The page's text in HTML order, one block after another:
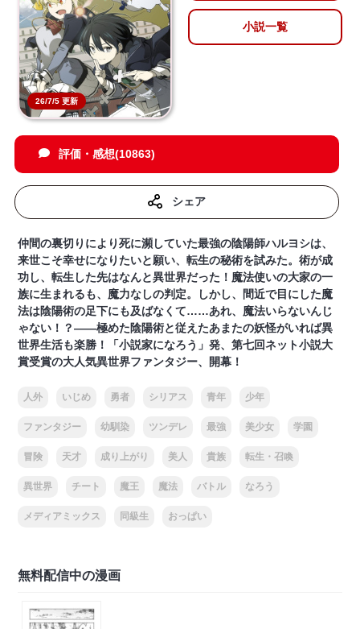
26/7/5 更新
小説一覧
評価・感想(10863)
シェア
仲間の裏切りにより死に瀕していた最強の陰陽師ハルヨシは、
来世こそ幸せになりたいと願い、転生の秘術を試みた。術が成
功し、転生した先はなんと異世界だった！魔法使いの大家の一
族に生まれるも、魔力なしの判定。しかし、間近で目にした魔
法は陰陽術の足下にも及ばなくて……あれ、魔法いらないんじ
ゃない！？――極めた陰陽術と従えたあまたの妖怪がいれば異
世界生活も楽勝！「小説家になろう」発、第七回ネット小説大
賞受賞の大人気異世界ファンタジー、開幕！
人外 いじめ 勇者 シリアス 青年 少年
ファンタジー 幼馴染 ツンデレ 最強 美少女 学園
冒険 天才 成り上がり 美人 貴族 転生・召喚
異世界 チート 魔王 魔法 バトル なろう
メディアミックス 同級生 おっぱい
無料配信中の漫画